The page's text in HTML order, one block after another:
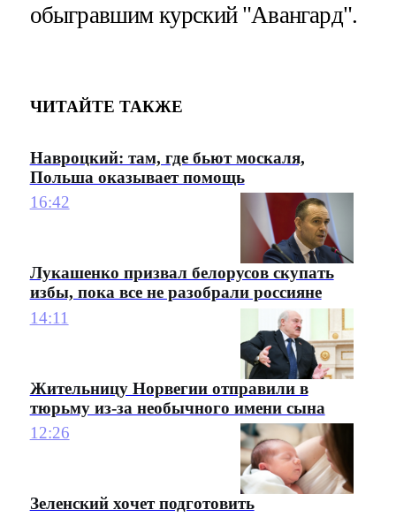
обыгравшим курский "Авангард".
ЧИТАЙТЕ ТАКЖЕ
Навроцкий: там, где бьют москаля,
Польша оказывает помощь
16:42
Лукашенко призвал белорусов скупать
избы, пока все не разобрали россияне
14:11
Жительницу Норвегии отправили в
тюрьму из-за необычного имени сына
12:26
Зеленский хочет подготовить